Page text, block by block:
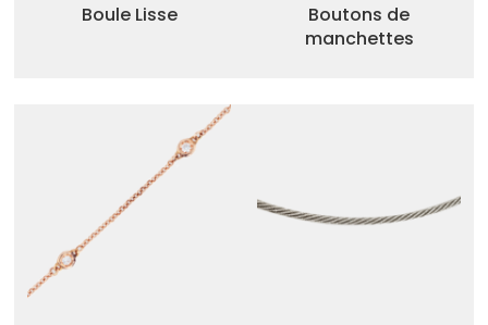
Boule Lisse
Boutons de
manchettes